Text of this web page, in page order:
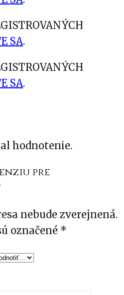
SA.
SA.
hodnotenie.
pre
nebude zverejnená.
označené *